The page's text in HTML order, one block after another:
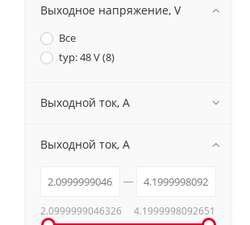
Выходное напряжение, V
Все
typ: 48 V (8)
Выходной ток, A
Выходной ток, A
2.0999999046326 4.1999998092651